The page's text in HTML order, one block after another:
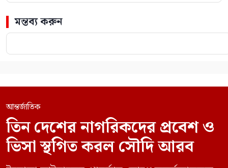
মন্তব্য করুন
আন্তর্জাতিক
তিন দেশের নাগরিকদের প্রবেশ ও
ভিসা স্থগিত করল সৌদি আরব